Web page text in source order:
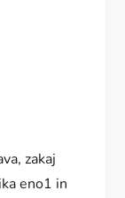
zakaj
eno1 in